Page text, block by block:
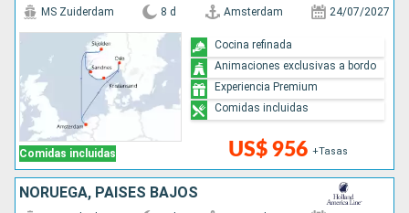
Comidas incluidas
MS Zuiderdam 8 d Amsterdam 24/07/2027
US$ 956 +Tasas
Cocina refinada
Animaciones exclusivas a bordo
Experiencia Premium
Comidas incluidas
NORUEGA, PAISES BAJOS